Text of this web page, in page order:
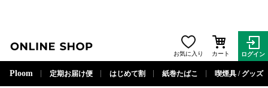
お気に入り カート ログイン
Ploom 定期お届け便 はじめて割 紙巻たばこ 喫煙具 / グッズ